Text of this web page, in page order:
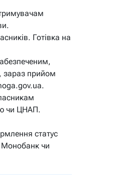
Готівка на
зараз прийом
чи ЦНАП.
статус
Монобанк чи